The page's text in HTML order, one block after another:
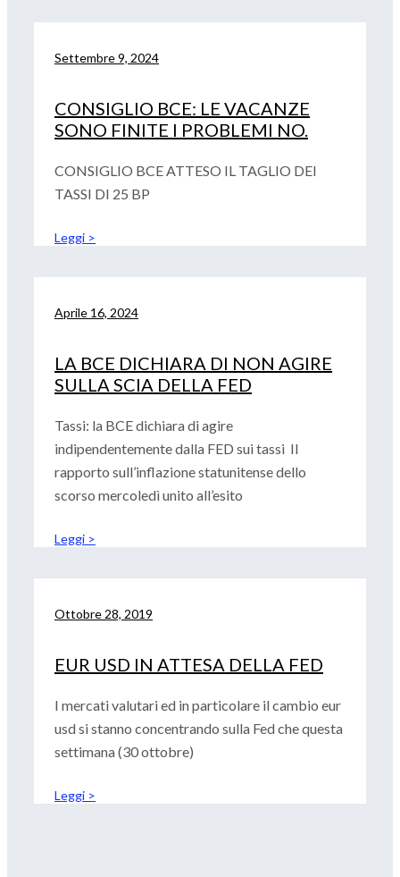
Settembre 9, 2024
CONSIGLIO BCE: LE VACANZE
SONO FINITE I PROBLEMI NO.
CONSIGLIO BCE ATTESO IL TAGLIO DEI
TASSI DI 25 BP
Leggi >
Aprile 16, 2024
LA BCE DICHIARA DI NON AGIRE
SULLA SCIA DELLA FED
Tassi: la BCE dichiara di agire
indipendentemente dalla FED sui tassi Il
rapporto sull’inflazione statunitense dello
scorso mercoledì unito all’esito
Leggi >
Ottobre 28, 2019
EUR USD IN ATTESA DELLA FED
I mercati valutari ed in particolare il cambio eur
usd si stanno concentrando sulla Fed che questa
settimana (30 ottobre)
Leggi >